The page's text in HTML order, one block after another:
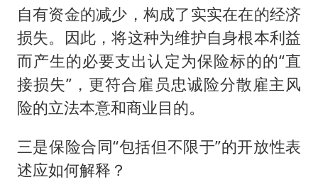
自有资金的减少，构成了实实在在的经济
损失。因此，将这种为维护自身根本利益
而产生的必要支出认定为保险标的的“直
接损失”，更符合雇员忠诚险分散雇主风
险的立法本意和商业目的。
三是保险合同“包括但不限于”的开放性表
述应如何解释？